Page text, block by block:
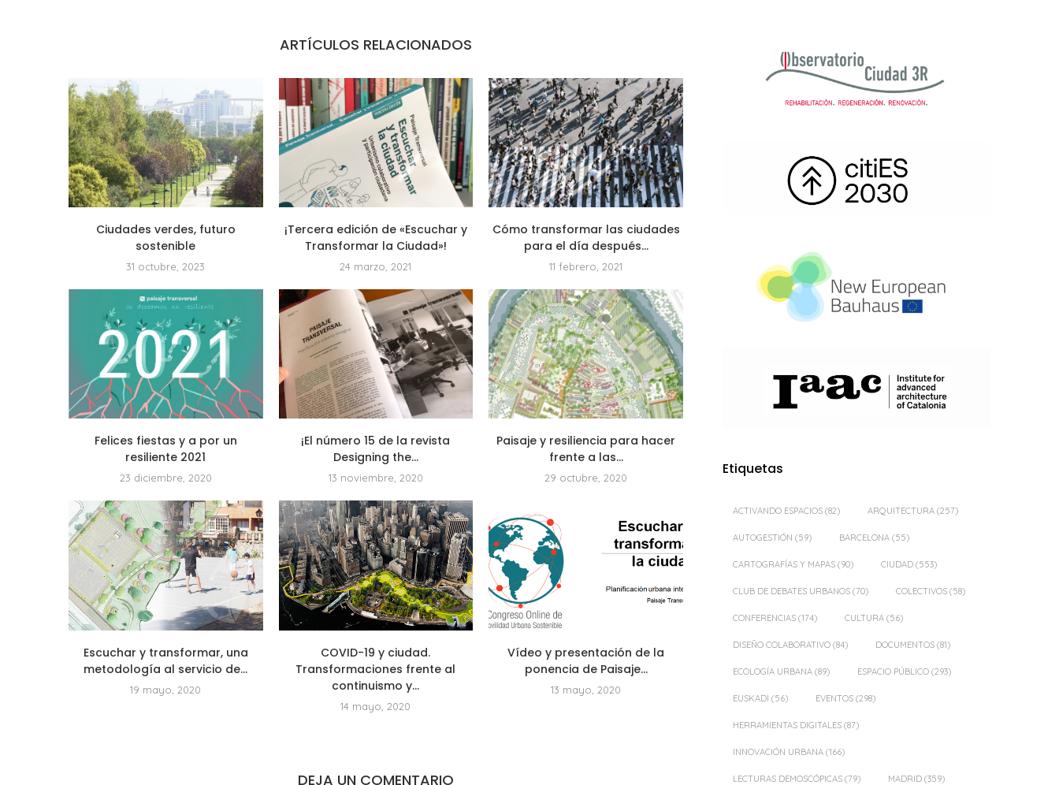
ARTÍCULOS RELACIONADOS
Ciudades verdes, futuro
sostenible
31 octubre, 2023
¡Tercera edición de «Escuchar y
Transformar la Ciudad»!
24 marzo, 2021
Cómo transformar las ciudades
para el día después...
11 febrero, 2021
Felices fiestas y a por un
resiliente 2021
23 diciembre, 2020
¡El número 15 de la revista
Designing the...
13 noviembre, 2020
Paisaje y resiliencia para hacer
frente a las...
29 octubre, 2020
Escuchar y transformar, una
metodología al servicio de...
19 mayo, 2020
COVID-19 y ciudad.
Transformaciones frente al
continuismo y...
14 mayo, 2020
Vídeo y presentación de la
ponencia de Paisaje...
13 mayo, 2020
DEJA UN COMENTARIO
Etiquetas
ACTIVANDO ESPACIOS (82) ARQUITECTURA (257)
AUTOGESTIÓN (59) BARCELONA (55)
CARTOGRAFÍAS Y MAPAS (90) CIUDAD (553)
CLUB DE DEBATES URBANOS (70) COLECTIVOS (58)
CONFERENCIAS (174) CULTURA (56)
DISEÑO COLABORATIVO (84) DOCUMENTOS (81)
ECOLOGÍA URBANA (89) ESPACIO PÚBLICO (293)
EUSKADI (56) EVENTOS (298)
HERRAMIENTAS DIGITALES (87)
INNOVACIÓN URBANA (166)
LECTURAS DEMOSCÓPICAS (79) MADRID (359)